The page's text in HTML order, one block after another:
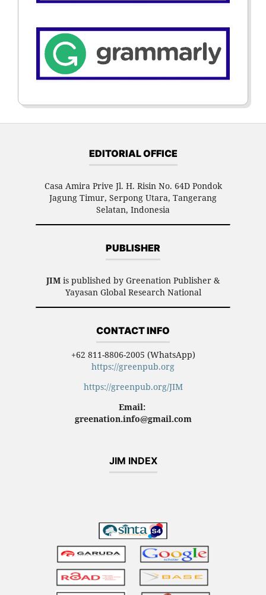
EDITORIAL OFFICE
Casa Amira Prive Jl. H. Risin No. 64D Pondok
Jagung Timur, Serpong Utara, Tangerang
Selatan, Indonesia
PUBLISHER
JIM is published by Greenation Publisher &
Yayasan Global Research National
CONTACT INFO
+62 811-8806-2005 (WhatsApp)
https://greenpub.org
https://greenpub.org/JIM
Email:
greenation.info@gmail.com
JIM INDEX